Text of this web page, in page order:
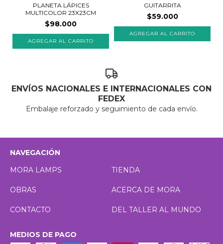
PLANETA LÁPICES
MULTICOLOR 23X23CM
$98.000
GUITARRITA
$59.000
ENVÍOS NACIONALES E INTERNACIONALES CON
FEDEX
Embalaje reforzado y seguimiento de cada envío.
NAVEGACIÓN
MORA LAMPS
TIENDA
OBRAS ACERCA DE MORA
CONTACTO DEL TALLER AL MUNDO
MEDIOS DE PAGO